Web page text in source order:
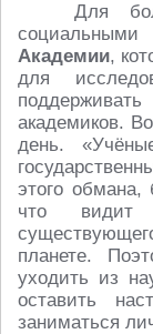
Для
Академии,
для
академиков.
день.
этого обмана,
что видит
планете.
уходить из
оставить
заниматься